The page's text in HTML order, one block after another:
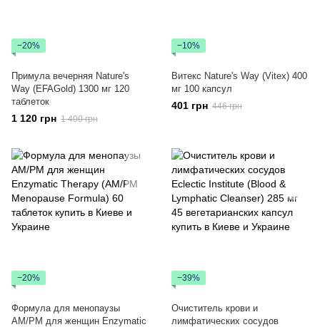
−20%
Примула вечерняя Nature's
Way (EFAGold) 1300 мг 120
таблеток
1 120 грн 1 400 грн
−10%
Витекс Nature's Way (Vitex) 400
мг 100 капсул
401 грн 446 грн
−20%
Формула для менопаузы
AM/PM для женщин Enzymatic
−39%
Очиститель крови и
лимфатических сосудов